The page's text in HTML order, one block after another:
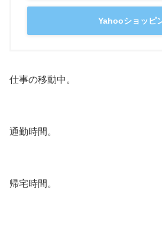
Yahooショッピ
仕事の移動中。
通勤時間。
帰宅時間。